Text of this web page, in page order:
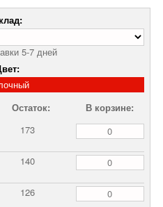
5-7 дней
Остаток:
В корзине:
173
140
126